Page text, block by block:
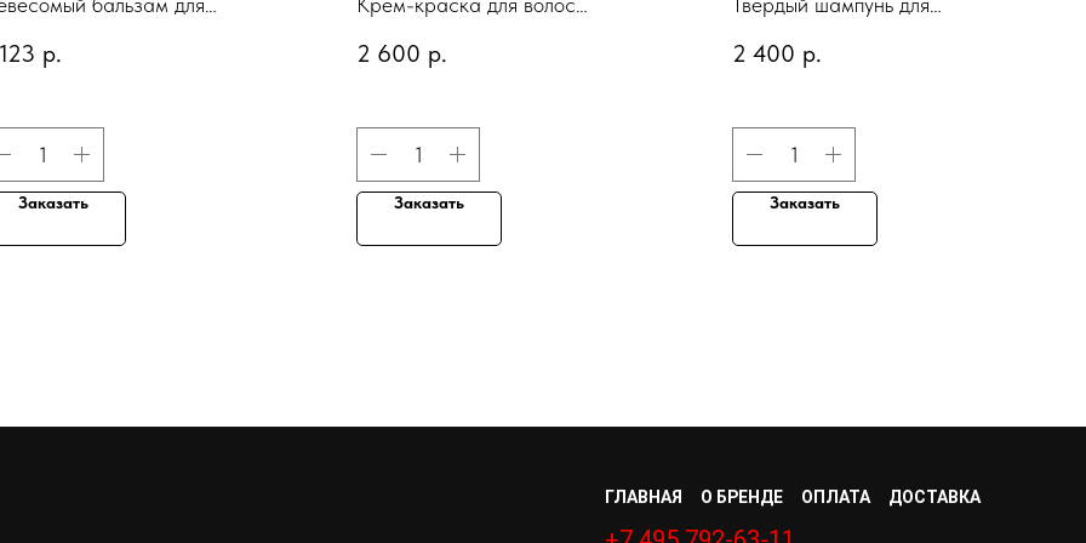
р.
Заказать
Color 1N – BLACK, 85 гр
2 600 р.
Заказать
«Яркость цвета», 87 г
2 400 р.
Заказать
ГЛАВНАЯ О БРЕНДЕ ОПЛАТА ДОСТАВКА